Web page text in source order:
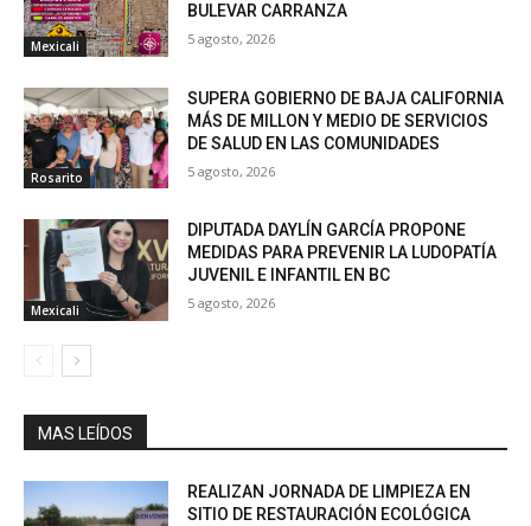
Mexicali
BULEVAR CARRANZA
5 agosto, 2026
Rosarito
SUPERA GOBIERNO DE BAJA CALIFORNIA
MÁS DE MILLON Y MEDIO DE SERVICIOS
DE SALUD EN LAS COMUNIDADES
5 agosto, 2026
Mexicali
DIPUTADA DAYLÍN GARCÍA PROPONE
MEDIDAS PARA PREVENIR LA LUDOPATÍA
JUVENIL E INFANTIL EN BC
5 agosto, 2026
MAS LEÍDOS
REALIZAN JORNADA DE LIMPIEZA EN
SITIO DE RESTAURACIÓN ECOLÓGICA